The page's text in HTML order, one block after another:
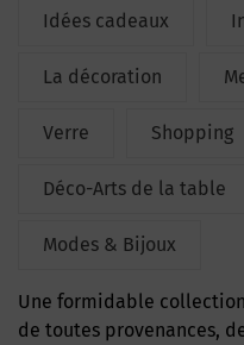
Idées cadeaux
La décoration
Verre Shopping
Déco-Arts de la table
Modes & Bijoux
Une formidable
de toutes provenances,